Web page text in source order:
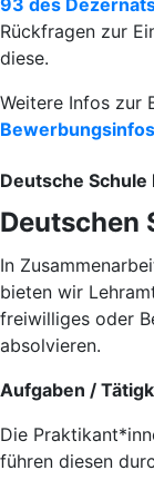
Rückfragen zur
diese.
Weitere Infos zur
Bewerbungsinfos
Deutsche Schule
Deutschen
In
bieten wir
freiwilliges oder
absolvieren.
Aufgaben /
Die
führen diesen